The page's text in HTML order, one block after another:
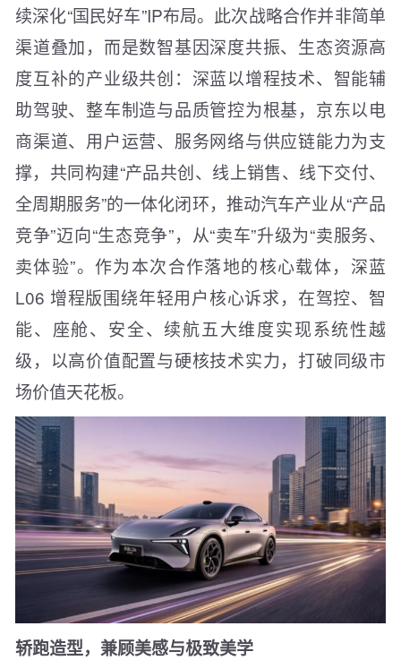
续深化“国民好车”IP布局。此次战略合作并非简单
渠道叠加，而是数智基因深度共振、生态资源高
度互补的产业级共创：深蓝以增程技术、智能辅
助驾驶、整车制造与品质管控为根基，京东以电
商渠道、用户运营、服务网络与供应链能力为支
撑，共同构建“产品共创、线上销售、线下交付、
全周期服务”的一体化闭环，推动汽车产业从“产品
竞争”迈向“生态竞争”，从“卖车”升级为“卖服务、
卖体验”。作为本次合作落地的核心载体，深蓝
L06 增程版围绕年轻用户核心诉求，在驾控、智
能、座舱、安全、续航五大维度实现系统性越
级，以高价值配置与硬核技术实力，打破同级市
场价值天花板。
轿跑造型，兼顾美感与极致美学